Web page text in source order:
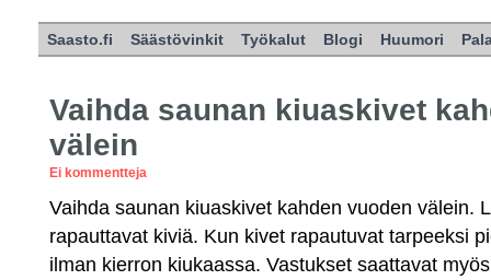
Saasto.fi Säästövinkit Työkalut Blogi Huumori
Vaihda saunan kiuaskivet
välein
Ei kommentteja
Vaihda saunan kiuaskivet kahden vuoden välein.
rapauttavat kiviä. Kun kivet rapautuvat tarpeeksi
ilman kierron kiukaassa. Vastukset saattavat